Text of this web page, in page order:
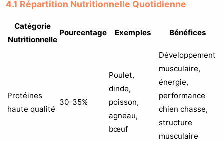
4.1 Répartition Nutritionnelle Quotidienne
Catégorie
Nutritionnelle
Pourcentage Exemples Bénéfices
Protéines
haute qualité
30-35%
Poulet,
dinde,
poisson,
agneau,
bœuf
Développement
musculaire,
énergie,
performance
chien chasse,
structure
musculaire